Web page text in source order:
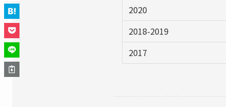
2020
2018-2019
2017